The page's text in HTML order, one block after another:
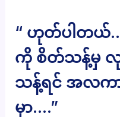
“ ဟုတ်ပါတယ်
ကို စိတ်သန့်မှ
သန့်ရင် အလက
မှာ….”